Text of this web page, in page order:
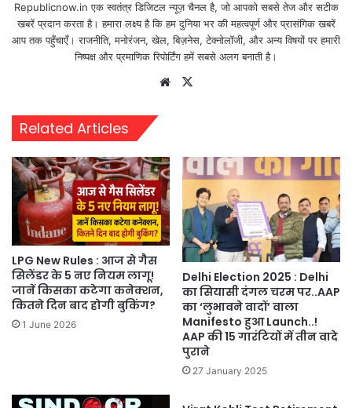
Republicnow.in एक स्वतंत्र डिजिटल न्यूज़ चैनल है, जो आपको सबसे तेज और सटीक
खबरें प्रदान करता है। हमारा लक्ष्य है कि हम दुनिया भर की महत्वपूर्ण और प्रासंगिक खबरें
आप तक पहुँचाएँ। राजनीति, मनोरंजन, खेल, बिज़नेस, टेक्नोलॉजी, और अन्य विषयों पर हमारी
निष्पक्ष और प्रमाणिक रिपोर्टिंग हमें सबसे अलग बनाती है।
Website
Related Articles
LPG New Rules : आज से गैस
सिलेंडर के 5 नए नियम लागू!
जानें किसका कटेगा कनेक्शन,
कितने दिन बाद होगी बुकिंग?
1 June 2026
Delhi Election 2025 : Delhi
का सियासी दंगल चरम पर..AAP
का ‘लुभावने वादों’ वाला
Manifesto हुआ Launch..!
AAP की 15 गारंटियों में तीन वादे
पुराने
27 January 2025